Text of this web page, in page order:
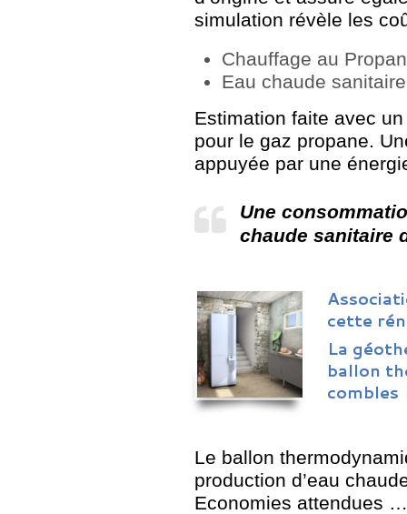
simulation révèle les
Chauffage au
Eau chaude
Estimation faite avec
pour le gaz propane.
appuyée par une
Une
chaude sanitaire
cette
La
ballon
combles
Le ballon
production d’eau
Economies attendues …